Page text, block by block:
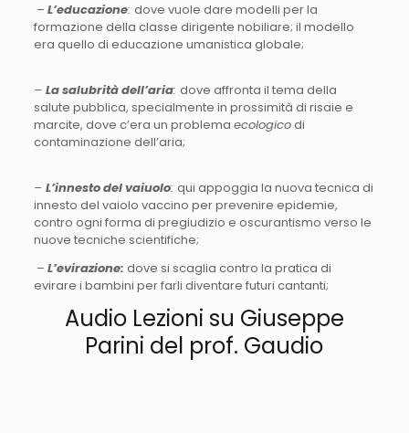
– L’educazione: dove vuole dare modelli per la
formazione della classe dirigente nobiliare; il modello
era quello di educazione umanistica globale;
– La salubrità dell’aria: dove affronta il tema della
salute pubblica, specialmente in prossimità di risaie e
marcite, dove c’era un problema ecologicodi
contaminazione dell’aria;
– L’innesto del vaiuolo: qui appoggia la nuova tecnica di
innesto del vaiolo vaccino per prevenire epidemie,
contro ogni forma di pregiudizio e oscurantismo verso le
nuove tecniche scientifiche;
– L’evirazione: dove si scaglia contro la pratica di
evirare i bambini per farli diventare futuri cantanti;
Audio Lezioni su Giuseppe
Parini del prof. Gaudio